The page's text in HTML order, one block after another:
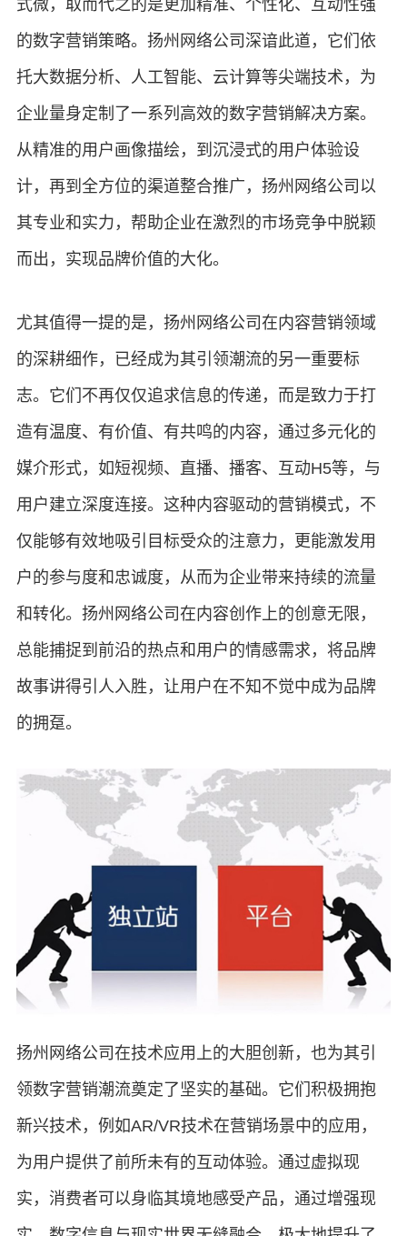
式微，取而代之的是更加精准、个性化、互动性强
的数字营销策略。扬州网络公司深谙此道，它们依
托大数据分析、人工智能、云计算等尖端技术，为
企业量身定制了一系列高效的数字营销解决方案。
从精准的用户画像描绘，到沉浸式的用户体验设
计，再到全方位的渠道整合推广，扬州网络公司以
其专业和实力，帮助企业在激烈的市场竞争中脱颖
而出，实现品牌价值的大化。
尤其值得一提的是，扬州网络公司在内容营销领域
的深耕细作，已经成为其引领潮流的另一重要标
志。它们不再仅仅追求信息的传递，而是致力于打
造有温度、有价值、有共鸣的内容，通过多元化的
媒介形式，如短视频、直播、播客、互动H5等，与
用户建立深度连接。这种内容驱动的营销模式，不
仅能够有效地吸引目标受众的注意力，更能激发用
户的参与度和忠诚度，从而为企业带来持续的流量
和转化。扬州网络公司在内容创作上的创意无限，
总能捕捉到前沿的热点和用户的情感需求，将品牌
故事讲得引人入胜，让用户在不知不觉中成为品牌
的拥趸。
扬州网络公司在技术应用上的大胆创新，也为其引
领数字营销潮流奠定了坚实的基础。它们积极拥抱
新兴技术，例如AR/VR技术在营销场景中的应用，
为用户提供了前所未有的互动体验。通过虚拟现
实，消费者可以身临其境地感受产品，通过增强现